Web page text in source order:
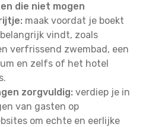
die niet mogen
maak voordat je boekt
vindt, zoals
verfrissend zwembad, een
en zelfs of het hotel
zorgvuldig: verdiep je in
van gasten op
om echte en eerlijke